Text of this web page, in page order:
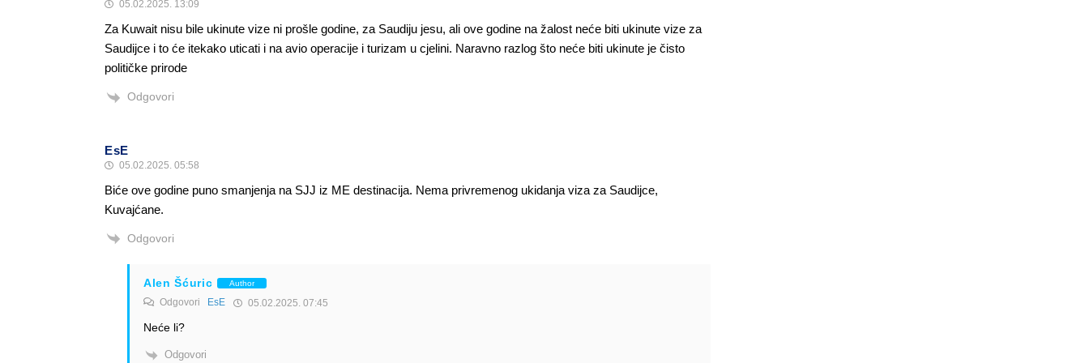
05.02.2025. 13:09
Za Kuwait nisu bile ukinute vize ni prošle godine, za Saudiju jesu, ali ove godine na žalost neće biti ukinute vize za
Saudijce i to će itekako uticati i na avio operacije i turizam u cjelini. Naravno razlog što neće biti ukinute je čisto
političke prirode
Odgovori
EsE
05.02.2025. 05:58
Biće ove godine puno smanjenja na SJJ iz ME destinacija. Nema privremenog ukidanja viza za Saudijce,
Kuvajćane.
Odgovori
Alen Šćuric Author
Odgovori EsE 05.02.2025. 07:45
Neće li?
Odgovori